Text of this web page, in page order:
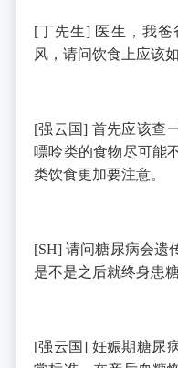
[丁先生] 医生，我爸
风，请问饮食上应该
[强云国] 首先应该查
嘌呤类的食物尽可能
类饮食更加要注意。
[SH]请问糖尿病会遗
是不是之后就终身患
[强云国] 妊娠期糖尿